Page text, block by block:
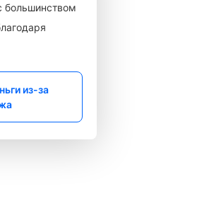
большинством
из-за